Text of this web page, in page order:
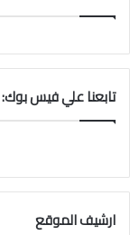
تابعنا علي فيس بوك:
ارشيف الموقع